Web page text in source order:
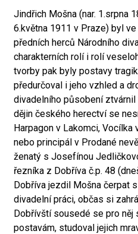
Jindřich Mošna (nar. 1.srpna
6.května 1911 v Praze) byl
předních herců Národního
charakterních rolí i rolí
tvorby pak byly postavy
předurčoval i jeho vzhled a
divadelního působení
dějin českého herectví se
Harpagon v Lakomci,
nebo principál v Prodané
ženatý s Josefínou
řezníka z Dobříva č.p. 48
Dobříva jezdil Mošna čerpat
divadelní práci, občas si
Dobřívští sousedé se pro
postavám, studoval jejich